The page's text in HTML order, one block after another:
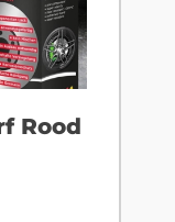
Rood